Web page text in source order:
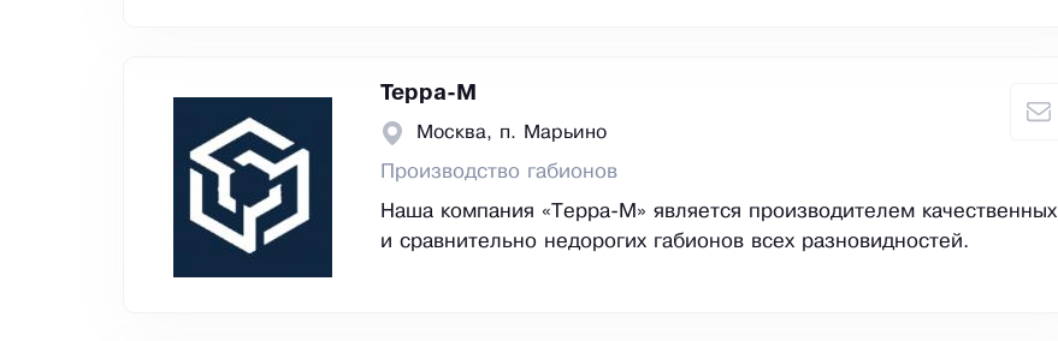
Терра-М
Москва, п. Марьино
Производство габионов
Наша компания «Терра-М» является производителем качественных
и сравнительно недорогих габионов всех разновидностей.